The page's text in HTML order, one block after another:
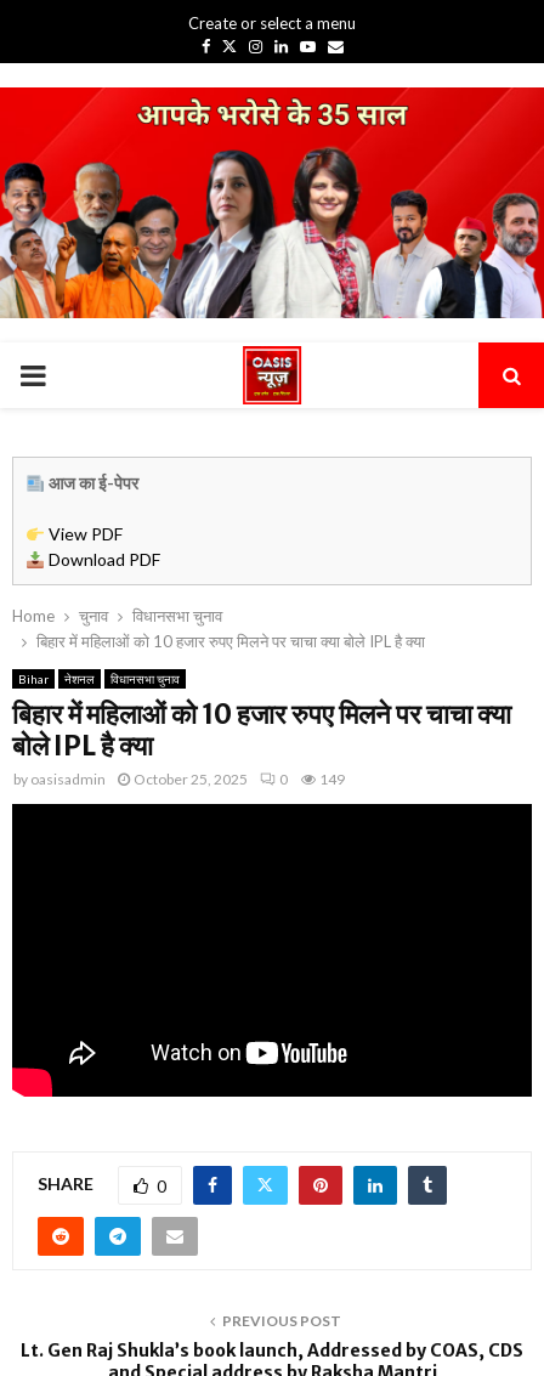
Create or select a menu
Facebook
TwitterInstagram
Linkedin
Youtube
Email
PRIMARY
Home चुनाव
विधानसभा चुनाव
बिहार में महिलाओं को 10 हजार रुपए मिलने पर चाचा क्या बोले IPL है क्या
Bihar नेशनल विधानसभा चुनाव
बिहार में महिलाओं को 10 हजार रुपए मिलने पर चाचा क्या
बोले IPL है क्या
by oasisadmin October 25, 2025 0 149
SHARE 0
PREVIOUS POST
Lt. Gen Raj Shukla’s book launch, Addressed by COAS, CDS
आज का ई-पेपर
View PDF
Download PDF